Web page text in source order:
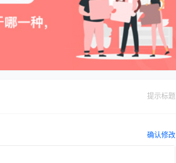
提示标题
确认修改